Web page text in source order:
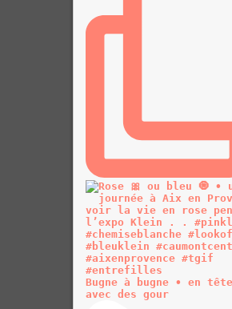
Bugne à bugne • en
avec des gour